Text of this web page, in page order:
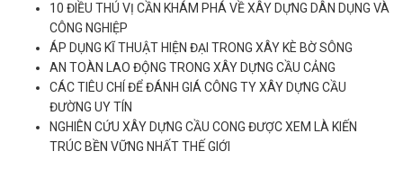
10 ĐIỀU THÚ VỊ CẦN KHÁM PHÁ VỀ XÂY DỰNG DÂN DỤNG VÀ
CÔNG NGHIỆP
ÁP DỤNG KĨ THUẬT HIỆN ĐẠI TRONG XÂY KÈ BỜ SÔNG
AN TOÀN LAO ĐỘNG TRONG XÂY DỰNG CẦU CẢNG
CÁC TIÊU CHÍ ĐỂ ĐÁNH GIÁ CÔNG TY XÂY DỰNG CẦU
ĐƯỜNG UY TÍN
NGHIÊN CỨU XÂY DỰNG CẦU CONG ĐƯỢC XEM LÀ KIẾN
TRÚC BỀN VỮNG NHẤT THẾ GIỚI